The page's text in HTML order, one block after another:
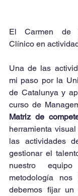
El Carmen de
Clínico en
Una de las
mi paso por la
de Catalunya y
Matriz de
herramienta
las actividades
gestionar el
nuestro
metodología
debemos fijar un